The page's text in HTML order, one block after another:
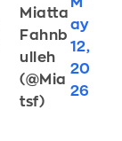
Miatta
Fahnb
ulleh
(@Mia
tsf)
ay
12,
20
26